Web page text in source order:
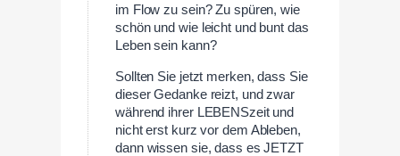
im Flow zu sein? Zu spüren, wie
schön und wie leicht und bunt das
Leben sein kann?
Sollten Sie jetzt merken, dass Sie
dieser Gedanke reizt, und zwar
während ihrer LEBENSzeit und
nicht erst kurz vor dem Ableben,
dann wissen sie, dass es JETZT